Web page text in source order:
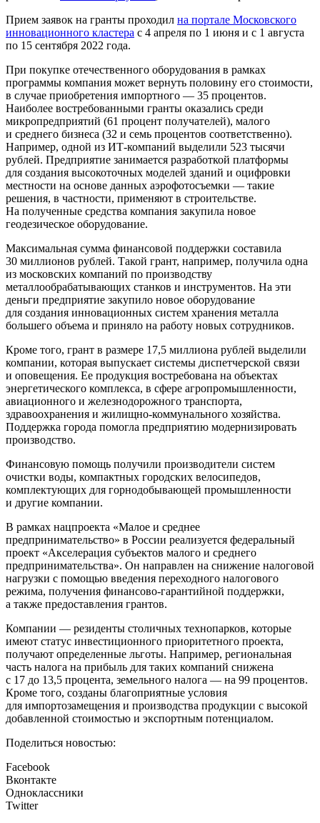
Прием заявок на гранты проходил на портале Московского
инновационного кластера с 4 апреля по 1 июня и с 1 августа
по 15 сентября 2022 года.
При покупке отечественного оборудования в рамках
программы компания может вернуть половину его стоимости,
в случае приобретения импортного — 35 процентов.
Наиболее востребованными гранты оказались среди
микропредприятий (61 процент получателей), малого
и среднего бизнеса (32 и семь процентов соответственно).
Например, одной из ИТ‑компаний выделили 523 тысячи
рублей. Предприятие занимается разработкой платформы
для создания высокоточных моделей зданий и оцифровки
местности на основе данных аэрофотосъемки — такие
решения, в частности, применяют в строительстве.
На полученные средства компания закупила новое
геодезическое оборудование.
Максимальная сумма финансовой поддержки составила
30 миллионов рублей. Такой грант, например, получила одна
из московских компаний по производству
металлообрабатывающих станков и инструментов. На эти
деньги предприятие закупило новое оборудование
для создания инновационных систем хранения металла
большего объема и приняло на работу новых сотрудников.
Кроме того, грант в размере 17,5 миллиона рублей выделили
компании, которая выпускает системы диспетчерской связи
и оповещения. Ее продукция востребована на объектах
энергетического комплекса, в сфере агропромышленности,
авиационного и железнодорожного транспорта,
здравоохранения и жилищно-коммунального хозяйства.
Поддержка города помогла предприятию модернизировать
производство.
Финансовую помощь получили производители систем
очистки воды, компактных городских велосипедов,
комплектующих для горнодобывающей промышленности
и другие компании.
В рамках нацпроекта «Малое и среднее
предпринимательство» в России реализуется федеральный
проект «Акселерация субъектов малого и среднего
предпринимательства». Он направлен на снижение налоговой
нагрузки с помощью введения переходного налогового
режима, получения финансово-гарантийной поддержки,
а также предоставления грантов.
Компании — резиденты столичных технопарков, которые
имеют статус инвестиционного приоритетного проекта,
получают определенные льготы. Например, региональная
часть налога на прибыль для таких компаний снижена
с 17 до 13,5 процента, земельного налога — на 99 процентов.
Кроме того, созданы благоприятные условия
для импортозамещения и производства продукции с высокой
добавленной стоимостью и экспортным потенциалом.
Поделиться новостью:
Facebook
Вконтакте
Одноклассники
Twitter